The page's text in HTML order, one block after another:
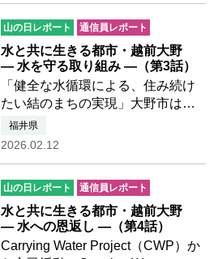
なっています。湧水地を守る…つ
づきを読む
山の日レポート 通信員レポート
水と共に生きる都市・越前大野
― 水を守る取り組み ―（第3話）
「健全な水循環による、住み続け
たい結のまちの実現」大野市は令
和 3年 2月に、「地下水保全管理計
画」と「越前おおの湧水文化再生
理念は「健全な水循環によ…つづ
きを読む
福井県
2026.02.12
山の日レポート 通信員レポート
水と共に生きる都市・越前大野
― 水への恩返し ―（第4話）
Carrying Water Project（CWP）か